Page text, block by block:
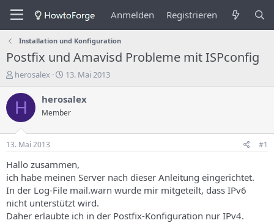
Anmelden Registrieren
Installation und Konfiguration
Postfix und Amavisd Probleme mit ISPconfig
E
s
e
e
r
d
e
T
h
herosalex
E
s
e
n
s
d
a
t
13. Mai 2013
H herosalex
Member
13. Mai 2013 #1
Hallo zusammen,
ich habe meinen Server nach dieser Anleitung eingerichtet.
In der Log-File mail.warn wurde mir mitgeteilt, dass IPv6
nicht unterstützt wird.
Daher erlaubte ich in der Postfix-Konfiguration nur IPv4.